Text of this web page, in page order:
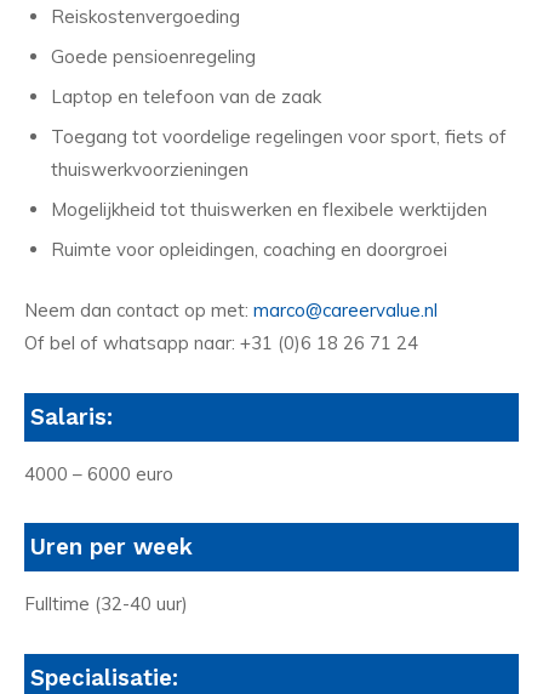
Reiskostenvergoeding
Goede pensioenregeling
Laptop en telefoon van de zaak
Toegang tot voordelige regelingen voor sport, fiets of
thuiswerkvoorzieningen
Mogelijkheid tot thuiswerken en flexibele werktijden
Ruimte voor opleidingen, coaching en doorgroei
Neem dan contact op met: marco@careervalue.nl
Of bel of whatsapp naar: +31 (0)6 18 26 71 24
Salaris:
4000 – 6000 euro
Uren per week
Fulltime (32-40 uur)
Specialisatie: